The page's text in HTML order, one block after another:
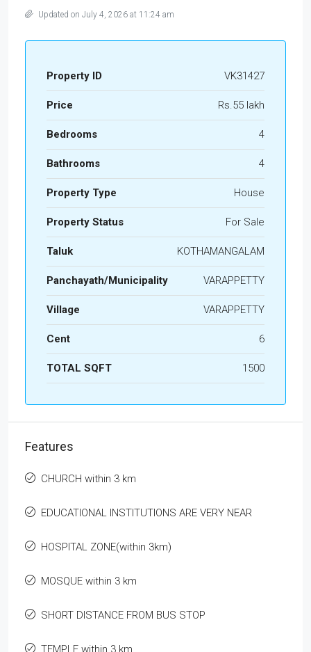
Updated on July 4, 2026 at 11:24 am
Property ID VK31427
Price Rs.55 lakh
Bedrooms 4
Bathrooms 4
Property Type House
Property Status For Sale
Taluk KOTHAMANGALAM
Panchayath/Municipality VARAPPETTY
Village VARAPPETTY
Cent 6
TOTAL SQFT 1500
Features
CHURCH within 3 km
EDUCATIONAL INSTITUTIONS ARE VERY NEAR
HOSPITAL ZONE(within 3km)
MOSQUE within 3 km
SHORT DISTANCE FROM BUS STOP
TEMPLE within 3 km